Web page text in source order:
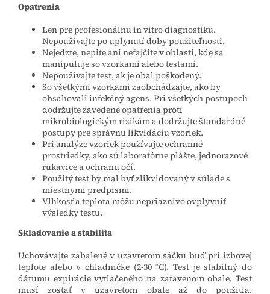
Opatrenia
Len pre profesionálnu in vitro diagnostiku.
Nepoužívajte po uplynutí doby použiteľnosti.
Nejedzte, nepite ani nefajčite v oblasti, kde sa
manipuluje so vzorkami alebo testami.
Nepoužívajte test, ak je obal poškodený.
So všetkými vzorkami zaobchádzajte, ako by
obsahovali infekčný agens. Pri všetkých postupoch
dodržujte zavedené opatrenia proti
mikrobiologickým rizikám a dodržujte štandardné
postupy pre správnu likvidáciu vzoriek.
Pri analýze vzoriek používajte ochranné
prostriedky, ako sú laboratórne plášte, jednorazové
rukavice a ochranu očí.
Použitý test by mal byť zlikvidovaný v súlade s
miestnymi predpismi.
Vlhkosť a teplota môžu nepriaznivo ovplyvniť
výsledky testu.
Skladovanie a stabilita
Uchovávajte zabalené v uzavretom sáčku buď pri izbovej
teplote alebo v chladničke (2-30 °C). Test je stabilný do
dátumu expirácie vytlačeného na zatavenom obale. Test
musí zostať v uzavretom obale až do použitia.